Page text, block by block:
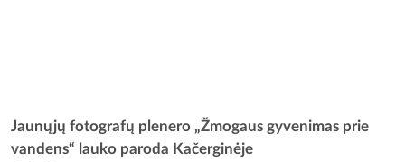
Jaunųjų fotografų plenero „Žmogaus gyvenimas prie
vandens“ lauko paroda Kačerginėje